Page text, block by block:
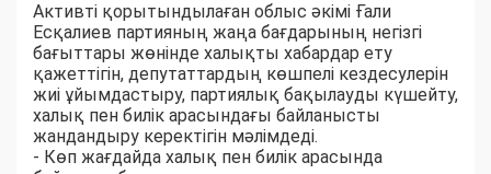
Активті қорытындылаған облыс әкімі Ғали
Есқалиев партияның жаңа бағдарының негізгі
бағыттары жөнінде халықты хабардар ету
қажеттігін, депутаттардың көшпелі кездесулерін
жиі ұйымдастыру, партиялық бақылауды күшейту,
халық пен билік арасындағы байланысты
жандандыру керектігін мәлімдеді.
- Көп жағдайда халық пен билік арасында